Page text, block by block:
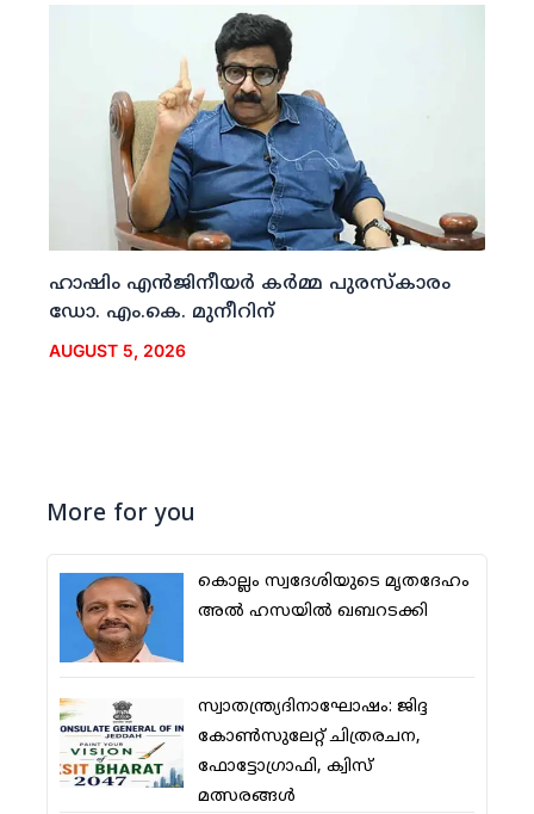
ഹാഷിം എന്‍ജിനീയര്‍ കര്‍മ്മ പുരസ്‌കാരം
ഡോ. എം.കെ. മുനീറിന്
AUGUST 5, 2026
More for you
കൊല്ലം സ്വദേശിയുടെ മൃതദേഹം
അല്‍ ഹസയില്‍ ഖബറടക്കി
സ്വാതന്ത്ര്യദിനാഘോഷം: ജിദ്ദ
കോണ്‍സുലേറ്റ് ചിത്രരചന,
ഫോട്ടോഗ്രാഫി, ക്വിസ്
മത്സരങ്ങള്‍